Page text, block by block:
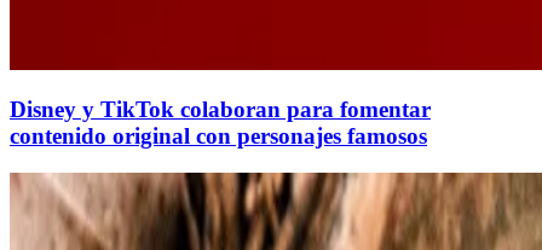
Disney y TikTok colaboran para fomentar
contenido original con personajes famosos